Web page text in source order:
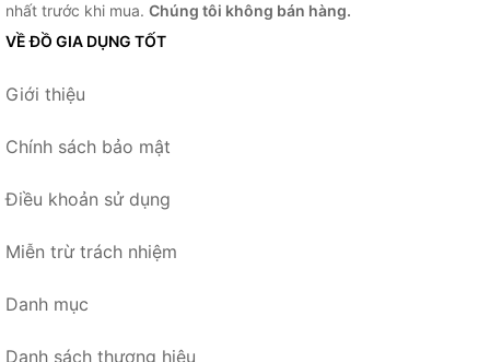
nhất trước khi mua. Chúng tôi không bán hàng.
VỀ ĐỒ GIA DỤNG TỐT
Giới thiệu
Chính sách bảo mật
Điều khoản sử dụng
Miễn trừ trách nhiệm
Danh mục
Danh sách thương hiệu